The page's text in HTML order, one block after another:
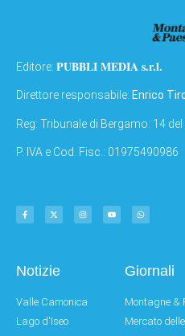
Editore: PUBBLI MEDIA s.r.l.
Direttore responsabile: Enrico
Reg: Tribunale di Bergamo: 14
P. IVA e Cod. Fisc.: 01975490986
Notizie
Valle Camonica
Lago d'Iseo
Giornali
Montagne &
Mercato